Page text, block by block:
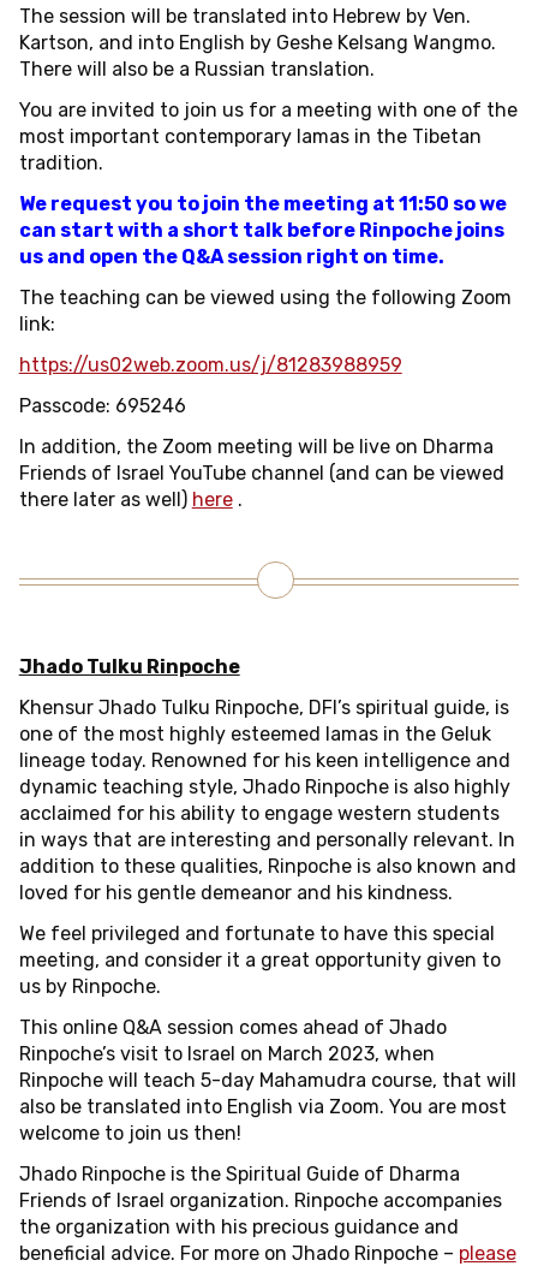
The session will be translated into Hebrew by Ven.
Kartson, and into English by Geshe Kelsang Wangmo.
There will also be a Russian translation.
You are invited to join us for a meeting with one of the
most important contemporary lamas in the Tibetan
tradition.
We request you to join the meeting at 11:50 so we
can start with a short talk before Rinpoche joins
us and open the Q&A session right on time.
The teaching can be viewed using the following Zoom
link:
https://us02web.zoom.us/j/81283988959
Passcode: 695246
In addition, the Zoom meeting will be live on Dharma
Friends of Israel YouTube channel (and can be viewed
there later as well) here.
Jhado Tulku Rinpoche
Khensur Jhado Tulku Rinpoche, DFI’s spiritual guide, is
one of the most highly esteemed lamas in the Geluk
lineage today. Renowned for his keen intelligence and
dynamic teaching style, Jhado Rinpoche is also highly
acclaimed for his ability to engage western students
in ways that are interesting and personally relevant. In
addition to these qualities, Rinpoche is also known and
loved for his gentle demeanor and his kindness.
We feel privileged and fortunate to have this special
meeting, and consider it a great opportunity given to
us by Rinpoche.
This online Q&A session comes ahead of Jhado
Rinpoche’s visit to Israel on March 2023, when
Rinpoche will teach 5-day Mahamudra course, that will
also be translated into English via Zoom. You are most
welcome to join us then!
Jhado Rinpoche is the Spiritual Guide of Dharma
Friends of Israel organization. Rinpoche accompanies
the organization with his precious guidance and
beneficial advice. For more on Jhado Rinpoche – please